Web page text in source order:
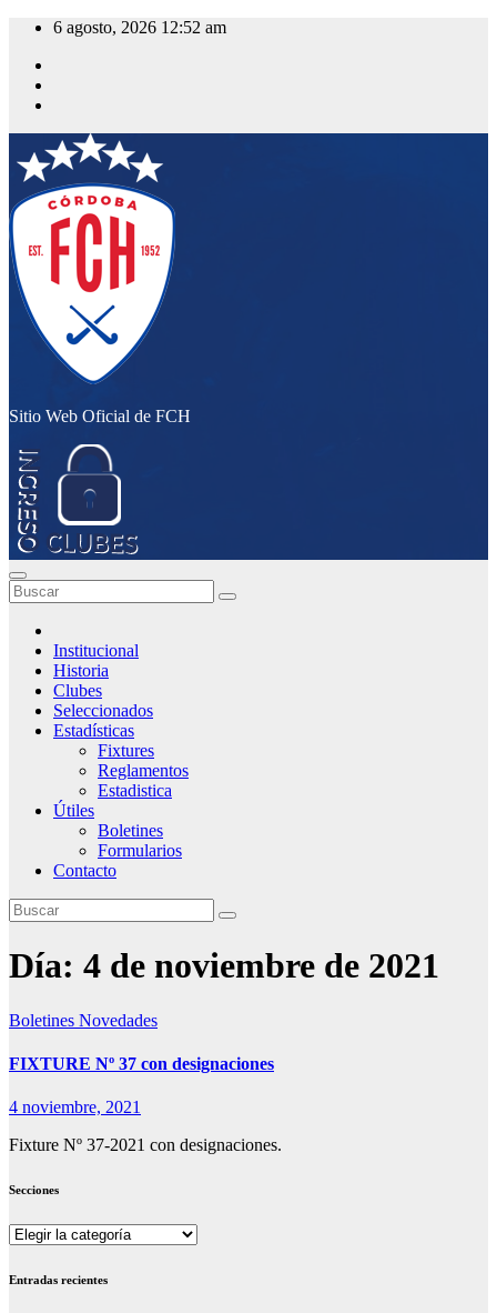
Saltar
contenido
6 agosto, 2026 12:52 am
Sitio Web Oficial de FCH
Institucional
Historia
Clubes
Seleccionados
Estadísticas
Fixtures
Reglamentos
Estadistica
Útiles
Boletines
Formularios
Contacto
Día: 4 de noviembre de 2021
Boletines Novedades
FIXTURE Nº 37 con designaciones
4 noviembre, 2021
Fixture Nº 37-2021 con designaciones.
Secciones
Secciones
Entradas recientes